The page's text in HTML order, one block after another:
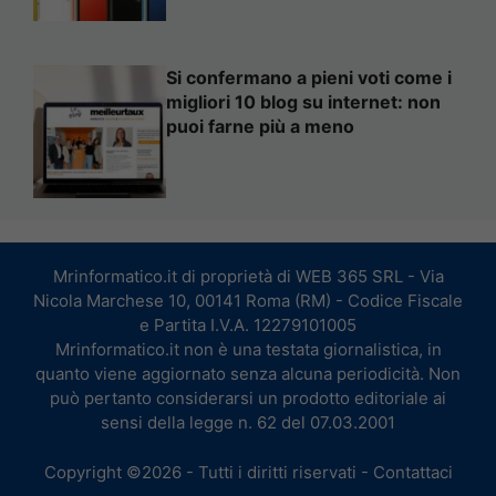
Si confermano a pieni voti come i
migliori 10 blog su internet: non
puoi farne più a meno
Mrinformatico.it di proprietà di WEB 365 SRL - Via
Nicola Marchese 10, 00141 Roma (RM) - Codice Fiscale
e Partita I.V.A. 12279101005
Mrinformatico.it non è una testata giornalistica, in
quanto viene aggiornato senza alcuna periodicità. Non
può pertanto considerarsi un prodotto editoriale ai
sensi della legge n. 62 del 07.03.2001
Copyright ©2026 - Tutti i diritti riservati - Contattaci